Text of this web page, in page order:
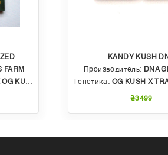
FARM
KUSH
KANDY KUSH
Производитель: DNA
Генетика: OG KUSH X TRAIN
₴3499